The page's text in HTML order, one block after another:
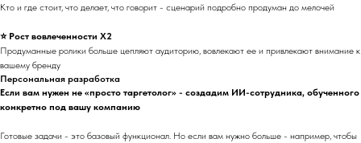
Кто и где стоит, что делает, что говорит - сценарий подробно продуман до мелочей
⭐ Рост вовлеченности Х2
Продуманные ролики больше цепляют аудиторию, вовлекают ее и привлекают внимание к
вашему бренду
Персональная разработка
Если вам нужен не «просто таргетолог» - создадим ИИ-сотрудника, обученного
конкретно под вашу компанию
Готовые задачи - это базовый функционал. Но если вам нужно больше - например, чтобы